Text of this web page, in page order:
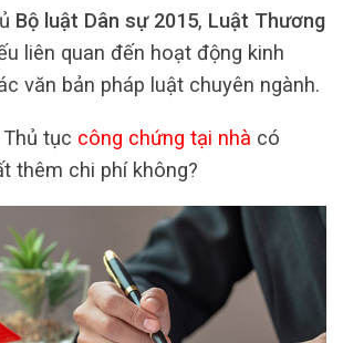
Bộ luật Dân sự 2015, Luật Thương
liên quan đến hoạt động kinh
văn bản pháp luật chuyên ngành.
Thủ tục công chứng tại nhà có
thêm chi phí không?